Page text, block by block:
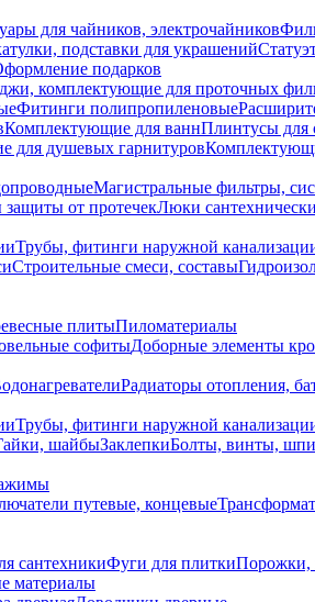
для чайников, электрочайников
подставки для украшений
подарков
комплектующие для проточных
Фитинги полипропиленовые
Комплектующие для ваннПлинтусы для
для душевых гарнитуров
Магистральные фильтры,
от протечекЛюки
Трубы, фитинги наружной
Строительные смеси, составы
плитыПиломатериалы
софитыДоборные элементы
Радиаторы отопления,
Трубы, фитинги наружной
шайбыЗаклепкиБолты, винты,
путевые, концевые
сантехникиФуги для плиткиПорожки,
материалы